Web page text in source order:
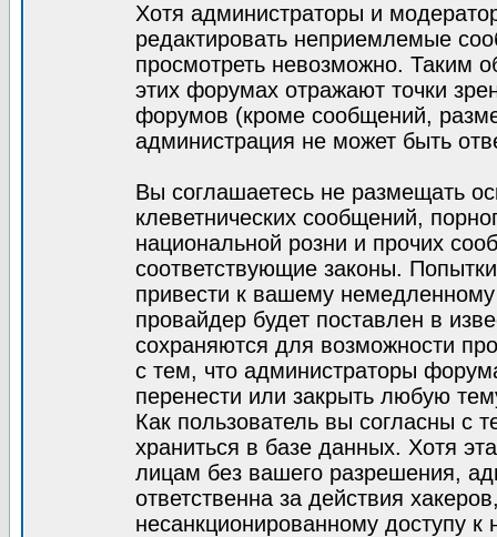
Хотя администраторы и
редактировать неприемлемые
просмотреть невозможно. Таким
этих форумах отражают точки
форумов (кроме сообщений,
администрация не может быть
Вы соглашаетесь не размещать
клеветнических сообщений,
национальной розни и прочих
соответствующие законы.
привести к вашему
провайдер будет поставлен в
сохраняются для возможности
с тем, что администраторы
перенести или закрыть любую
Как пользователь вы согласны с
храниться в базе данных. Хотя
лицам без вашего разрешения,
ответственна за действия
несанкционированному доступу к